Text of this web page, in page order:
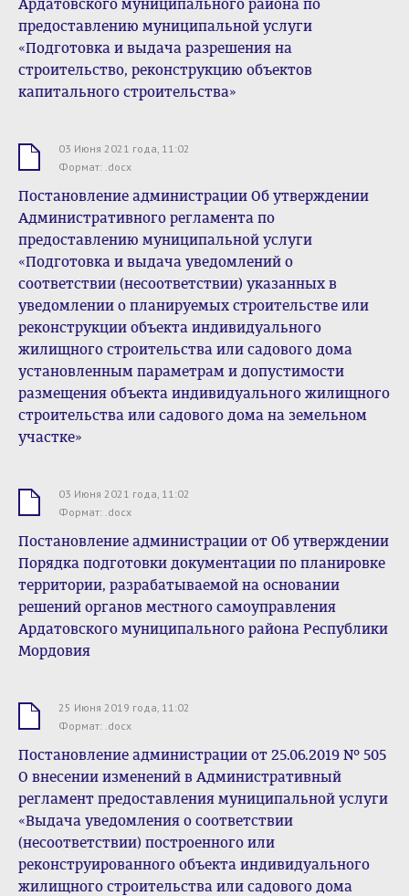
Ардатовского муниципального района по
предоставлению муниципальной услуги
«Подготовка и выдача разрешения на
строительство, реконструкцию объектов
капитального строительства»
03 Июня 2021 года, 11:02
Формат: .docx
Постановление администрации Об утверждении
Административного регламента по
предоставлению муниципальной услуги
«Подготовка и выдача уведомлений о
соответствии (несоответствии) указанных в
уведомлении о планируемых строительстве или
реконструкции объекта индивидуального
жилищного строительства или садового дома
установленным параметрам и допустимости
размещения объекта индивидуального жилищного
строительства или садового дома на земельном
участке»
03 Июня 2021 года, 11:02
Формат: .docx
Постановление администрации от Об утверждении
Порядка подготовки документации по планировке
территории, разрабатываемой на основании
решений органов местного самоуправления
Ардатовского муниципального района Республики
Мордовия
25 Июня 2019 года, 11:02
Формат: .docx
Постановление администрации от 25.06.2019 № 505
О внесении изменений в Административный
регламент предоставления муниципальной услуги
«Выдача уведомления о соответствии
(несоответствии) построенного или
реконструированного объекта индивидуального
жилищного строительства или садового дома